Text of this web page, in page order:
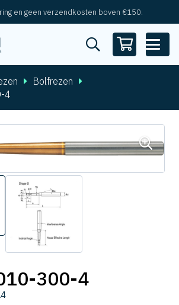
en geen verzendkosten boven €150.
Bolfrezen
4
300-4